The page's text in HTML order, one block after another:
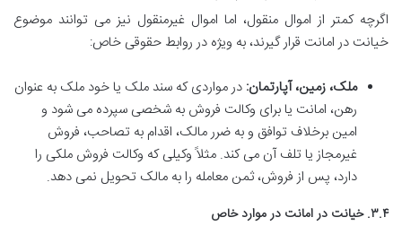
اگرچه کمتر از اموال منقول، اما اموال غیرمنقول نیز می توانند موضوع
خیانت در امانت قرار گیرند، به ویژه در روابط حقوقی خاص:
ملک، زمین، آپارتمان: در مواردی که سند ملک یا خود ملک به عنوان
رهن، امانت یا برای وکالت فروش به شخصی سپرده می شود و
امین برخلاف توافق و به ضرر مالک، اقدام به تصاحب، فروش
غیرمجاز یا تلف آن می کند. مثلاً وکیلی که وکالت فروش ملکی را
دارد، پس از فروش، ثمن معامله را به مالک تحویل نمی دهد.
۳.۴. خیانت در امانت در موارد خاص